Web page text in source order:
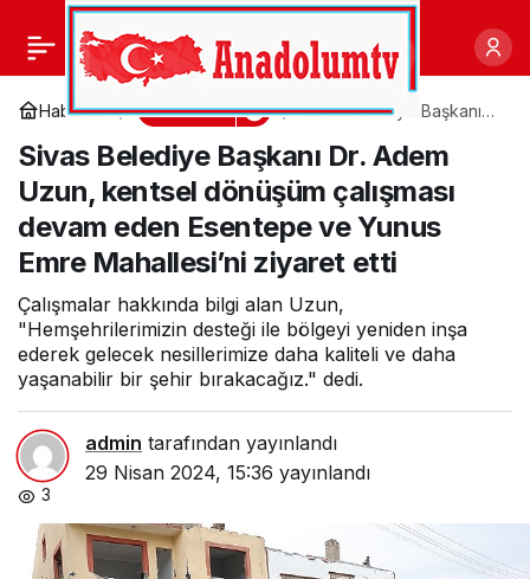
Haberler Gündem
Sivas Belediye Başkanı
dönüşüm çalışması
devam eden Esentepe
ve Yunus Emre
Mahallesi’ni ziyaret etti
Sivas Belediye Başkanı Dr. Adem
Uzun, kentsel dönüşüm çalışması
devam eden Esentepe ve Yunus
Emre Mahallesi’ni ziyaret etti
Çalışmalar hakkında bilgi alan Uzun,
"Hemşehrilerimizin desteği ile bölgeyi yeniden inşa
ederek gelecek nesillerimize daha kaliteli ve daha
yaşanabilir bir şehir bırakacağız." dedi.
admin tarafından yayınlandı
29 Nisan 2024, 15:36 yayınlandı
3
Başkan Mutlu:
Kadınların daha görünür
olması en büyük
hedefimiz
Paylaş